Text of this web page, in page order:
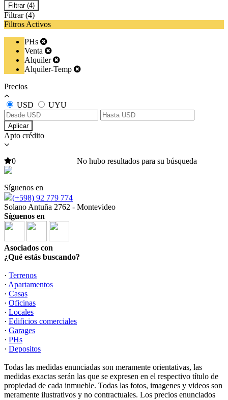
Filtrar (4)
Filtrar (4)
Filtros Activos
PHs
Venta
Alquiler
Alquiler-Temp
Precios
USD UYU
Aplicar
Apto crédito
No hubo resultados para su búsqueda
0
Síguenos en
(+598) 92 779 774
Solano Antuña 2762 - Montevideo
Síguenos en
Asociados con
¿Qué estás buscando?
· Terrenos
· Apartamentos
· Casas
· Oficinas
· Locales
· Edificios comerciales
· Garages
· PHs
· Depositos
Todas las medidas enunciadas son meramente orientativas, las
medidas exactas serán las que se expresen en el respectivo título de
propiedad de cada inmueble. Todas las fotos, imagenes y videos son
meramente ilustrativos y no contractuales. Los precios enunciados